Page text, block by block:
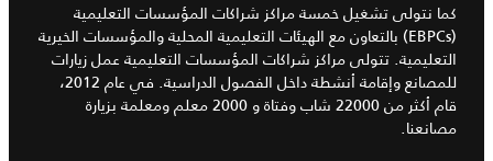
كما نتولى تشغيل خمسة مراكز شراكات المؤسسات التعليمية
(EBPCs) بالتعاون مع الهيئات التعليمية المحلية والمؤسسات الخيرية
التعليمية. تتولى مراكز شراكات المؤسسات التعليمية عمل زيارات
للمصانع وإقامة أنشطة داخل الفصول الدراسية. في عام 2012،
قام أكثر من 22000 شاب وفتاة و 2000 معلم ومعلمة بزيارة
مصانعنا.